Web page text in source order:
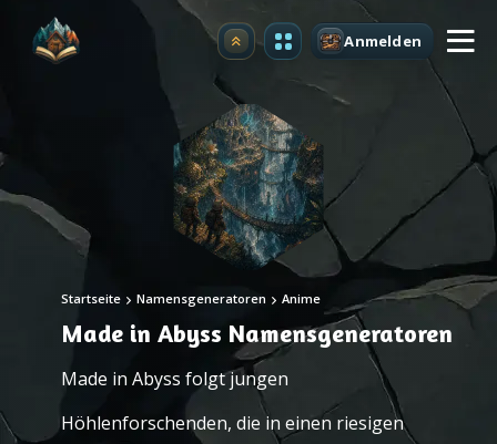
Upgrade Anmelden
Startseite Namensgeneratoren Anime
Made in Abyss Namensgeneratoren
Made in Abyss folgt jungen
Höhlenforschenden, die in einen riesigen